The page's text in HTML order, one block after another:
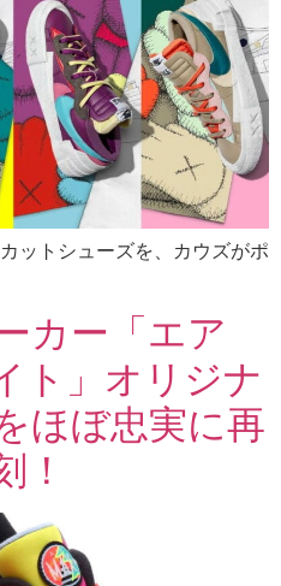
ットシューズを、カウズがポ
カー「エア
ト」オリジナ
ほぼ忠実に再
！